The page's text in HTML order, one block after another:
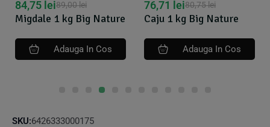
Caju 1 kg Big Nature
80,75lei
76,71 lei
Adauga In Cos
Arahide prajite fara
39,99lei
37,00 lei
SKU:6426333000175